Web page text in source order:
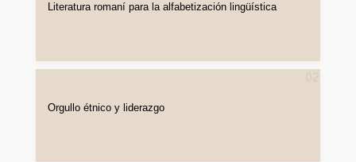
Literatura romaní para la alfabetización lingüística
Orgullo étnico y liderazgo